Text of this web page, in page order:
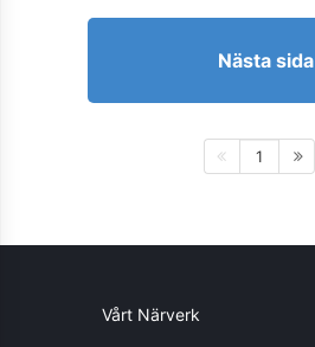
Nästa sida
1
Vårt Närverk